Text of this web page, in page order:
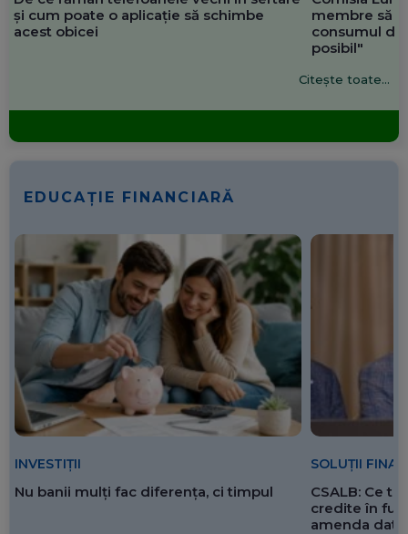
și cum poate o aplicație să schimbe
acest obicei
membre să
consumul de
posibil"
Citește toate...
EDUCAȚIE FINANCIARĂ
INVESTIȚII
Nu banii mulți fac diferența, ci timpul
SOLUȚII
CSALB: Ce
credite în
amenda